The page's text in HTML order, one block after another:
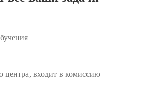
центра, входит в комиссию